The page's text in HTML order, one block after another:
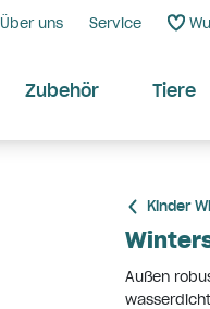
Über uns Service
Zubehör Tiere
Kinder
Außen